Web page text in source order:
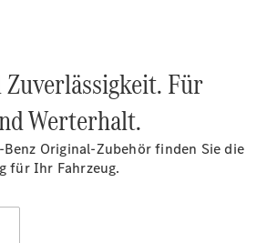
Angebote
Für
Werterhalt.
Original-Zubehör finden Sie die
für Ihr Fahrzeug.